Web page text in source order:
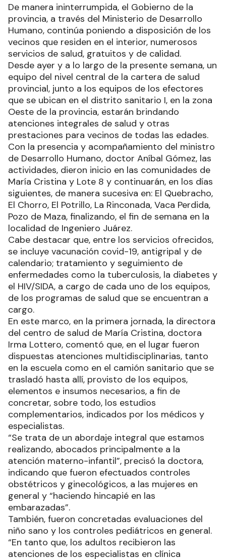
De manera ininterrumpida, el Gobierno de la
provincia, a través del Ministerio de Desarrollo
Humano, continúa poniendo a disposición de los
vecinos que residen en el interior, numerosos
servicios de salud, gratuitos y de calidad.
Desde ayer y a lo largo de la presente semana, un
equipo del nivel central de la cartera de salud
provincial, junto a los equipos de los efectores
que se ubican en el distrito sanitario I, en la zona
Oeste de la provincia, estarán brindando
atenciones integrales de salud y otras
prestaciones para vecinos de todas las edades.
Con la presencia y acompañamiento del ministro
de Desarrollo Humano, doctor Aníbal Gómez, las
actividades, dieron inicio en las comunidades de
María Cristina y Lote 8 y continuarán, en los días
siguientes, de manera sucesiva en: El Quebracho,
El Chorro, El Potrillo, La Rinconada, Vaca Perdida,
Pozo de Maza, finalizando, el fin de semana en la
localidad de Ingeniero Juárez.
Cabe destacar que, entre los servicios ofrecidos,
se incluye vacunación covid-19, antigripal y de
calendario; tratamiento y seguimiento de
enfermedades como la tuberculosis, la diabetes y
el HIV/SIDA, a cargo de cada uno de los equipos,
de los programas de salud que se encuentran a
cargo.
En este marco, en la primera jornada, la directora
del centro de salud de María Cristina, doctora
Irma Lottero, comentó que, en el lugar fueron
dispuestas atenciones multidisciplinarias, tanto
en la escuela como en el camión sanitario que se
trasladó hasta allí, provisto de los equipos,
elementos e insumos necesarios, a fin de
concretar, sobre todo, los estudios
complementarios, indicados por los médicos y
especialistas.
“Se trata de un abordaje integral que estamos
realizando, abocados principalmente a la
atención materno-infantil”, precisó la doctora,
indicando que fueron efectuados controles
obstétricos y ginecológicos, a las mujeres en
general y “haciendo hincapié en las
embarazadas”.
También, fueron concretadas evaluaciones del
niño sano y los controles pediátricos en general.
“En tanto que, los adultos recibieron las
atenciones de los especialistas en clínica